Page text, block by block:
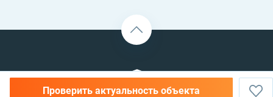
Проверить актуальность объекта